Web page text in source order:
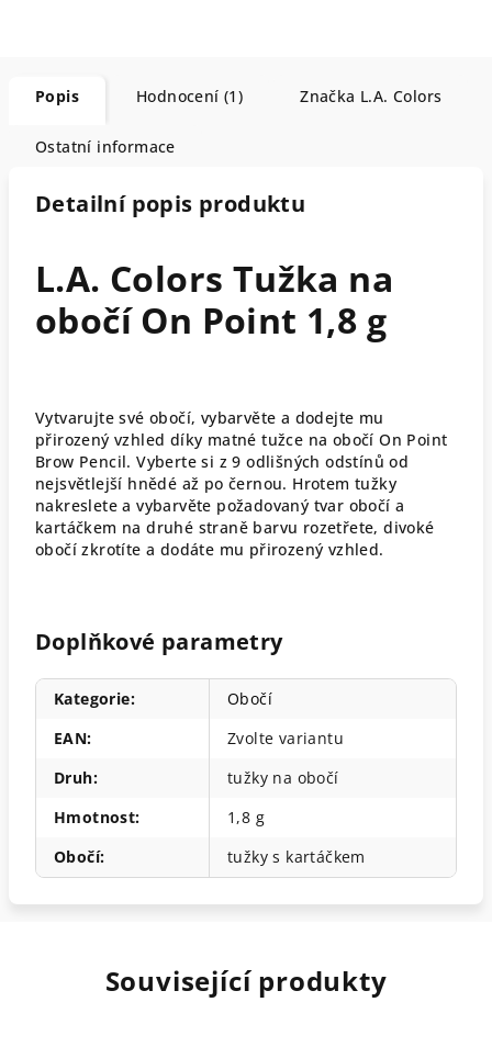
Popis Hodnocení (1) Značka L.A. Colors
Ostatní informace
Detailní popis produktu
L.A. Colors Tužka na
obočí On Point 1,8 g
Vytvarujte své obočí, vybarvěte a dodejte mu
přirozený vzhled díky matné tužce na obočí On Point
Brow Pencil. Vyberte si z 9 odlišných odstínů od
nejsvětlejší hnědé až po černou. Hrotem tužky
nakreslete a vybarvěte požadovaný tvar obočí a
kartáčkem na druhé straně barvu rozetřete, divoké
obočí zkrotíte a dodáte mu přirozený vzhled.
Doplňkové parametry
Kategorie:
Obočí
EAN:
Zvolte variantu
Druh:
tužky na obočí
Hmotnost:
1,8 g
Obočí: tužky s kartáčkem
Související produkty